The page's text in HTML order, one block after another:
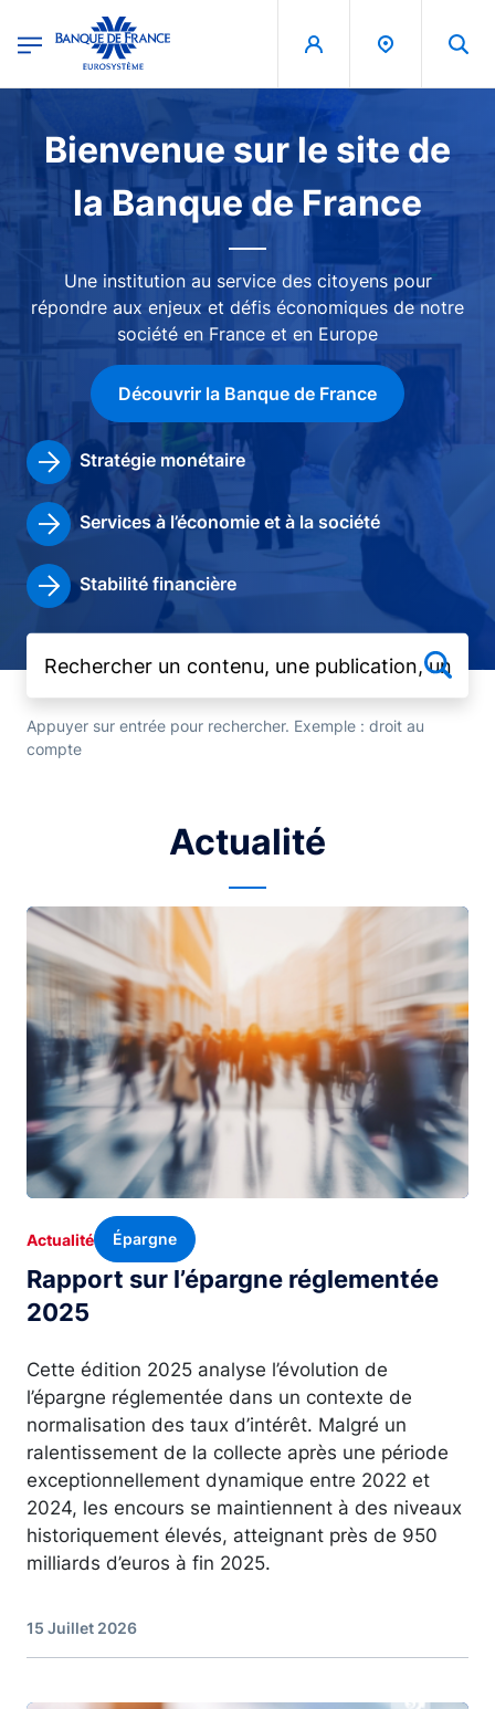
Banque de France - Menu Principal
Bienvenue sur le site de
la Banque de France
Une institution au service des citoyens pour
répondre aux enjeux et défis économiques de notre
société en France et en Europe
Découvrir la Banque de France
Stratégie monétaire
Services à l’économie et à la société
Stabilité financière
Appuyer sur entrée pour rechercher. Exemple : droit au
compte
Actualité
Image
Rapport sur l’épargne réglementée
2025
Actualité Épargne
Cette édition 2025 analyse l’évolution de
l’épargne réglementée dans un contexte de
normalisation des taux d’intérêt. Malgré un
ralentissement de la collecte après une période
exceptionnellement dynamique entre 2022 et
2024, les encours se maintiennent à des niveaux
historiquement élevés, atteignant près de 950
milliards d’euros à fin 2025.
15 Juillet 2026